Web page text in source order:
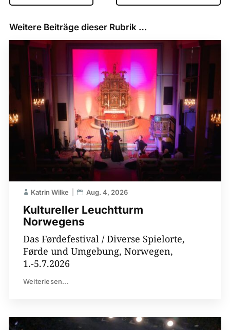
Weitere Beiträge dieser Rubrik …
Kultureller Leuchtturm
Norwegens
Katrin Wilke Aug. 4, 2026
Das Førdefestival / Diverse Spielorte,
Førde und Umgebung, Norwegen,
1.-5.7.2026
Weiterlesen...